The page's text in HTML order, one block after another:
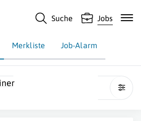
Suche Jobs
Merkliste Job-Alarm